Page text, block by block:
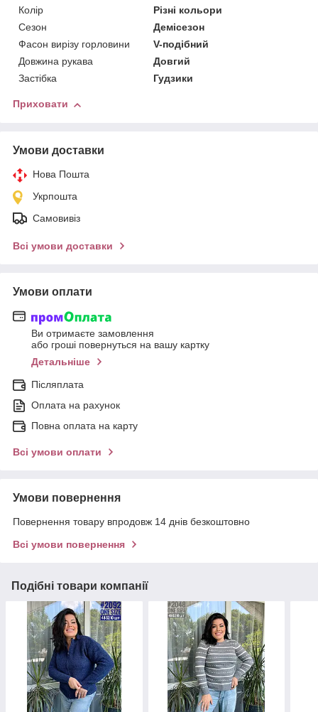
Колір
Різні кольори
Сезон
Демісезон
Фасон вирізу горловини
V-подібний
Довжина рукава
Довгий
Застібка
Гудзики
Приховати
Умови доставки
Нова Пошта
Укрпошта
Самовивіз
Всі умови доставки
Умови оплати
Ви отримаєте замовлення
або гроші повернуться на вашу картку
Детальніше
Післяплата
Оплата на рахунок
Повна оплата на карту
Всі умови оплати
Умови повернення
Повернення товару впродовж 14 днів безкоштовно
Всі умови повернення
Подібні товари компанії